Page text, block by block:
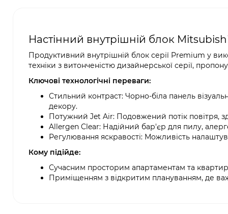
Настінний внутрішній блок
Продуктивний внутрішній блок серії Premium у
техніки з витонченістю дизайнерської серії,
Ключові технологічні переваги:
Стильний контраст: Чорно-біла панель
декору.
Потужний Jet Air: Подовжений потік повітря,
Allergen Clear: Надійний бар'єр для пилу,
Регулювання яскравості: Можливість
Кому підійде:
Сучасним просторим апартаментам та
Приміщенням з відкритим плануванням, де